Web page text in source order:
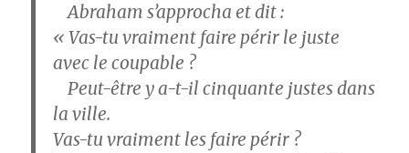
Abraham s’approcha et dit :
« Vas-tu vraiment faire périr le juste
avec le coupable ?
Peut-être y a-t-il cinquante justes dans
la ville.
Vas-tu vraiment les faire périr ?